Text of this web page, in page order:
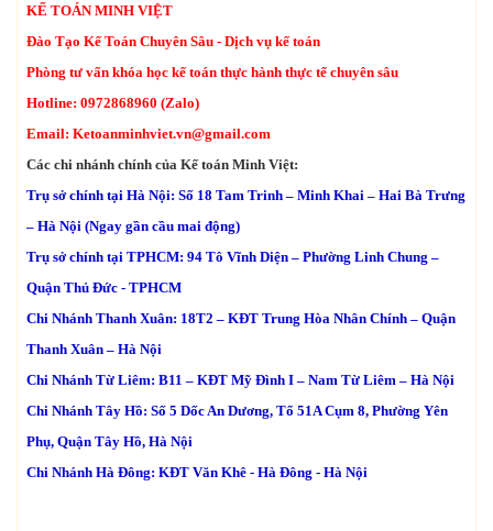
KẾ TOÁN MINH VIỆT
Đào Tạo Kế Toán Chuyên Sâu - Dịch vụ kế toán
Phòng tư vấn khóa học kế toán thực hành thực tế chuyên sâu
Hotline: 0972868960 (Zalo)
Email: Ketoanminhviet.vn@gmail.com
Các chi nhánh chính của Kế toán Minh Việt:
Trụ sở chính tại Hà Nội: Số 18 Tam Trinh – Minh Khai – Hai Bà Trưng
– Hà Nội (Ngay gần cầu mai động)
Trụ sở chính tại TPHCM: 94 Tô Vĩnh Diện – Phường Linh Chung –
Quận Thủ Đức - TPHCM
Chi Nhánh Thanh Xuân: 18T2 – KĐT Trung Hòa Nhân Chính – Quận
Thanh Xuân – Hà Nội
Chi Nhánh Từ Liêm: B11 – KĐT Mỹ Đình I – Nam Từ Liêm – Hà Nội
Chi Nhánh Tây Hồ: Số 5 Dốc An Dương, Tổ 51A Cụm 8, Phường Yên
Phụ, Quận Tây Hồ, Hà Nội
Chi Nhánh Hà Đông: KĐT Văn Khê - Hà Đông - Hà Nội